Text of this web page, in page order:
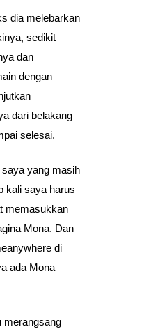
dia melebarkan
sedikit
dan
dengan
dari belakang
selesai.
yang masih
kali saya harus
memasukkan
Mona. Dan
di
ada Mona
merangsang